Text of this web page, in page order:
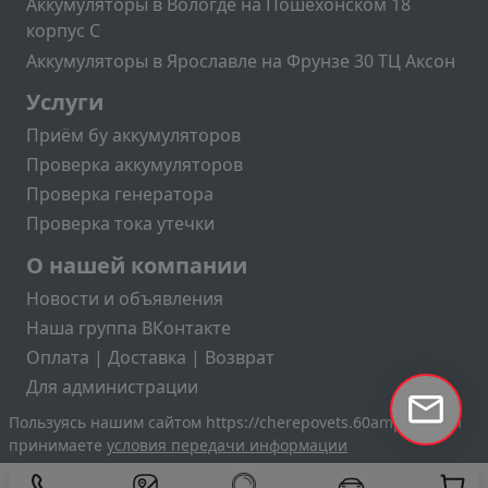
корпус C
Аккумуляторы в Ярославле на Фрунзе 30 ТЦ Аксон
Услуги
Приём бу аккумуляторов
Проверка аккумуляторов
Проверка генератора
Проверка тока утечки
Меню учётной записи пользователя
О нашей компании
Новости и объявления
Наша группа ВКонтакте
Оплата | Доставка | Возврат
Для администрации
Пользуясь нашим сайтом https://cherepovets.60amper.ru вы
принимаете условия передачи информации